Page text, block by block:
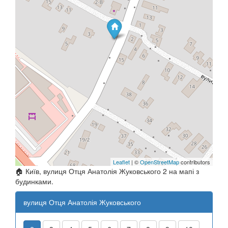
Leaflet | ©OpenStreetMapcontributors
🏠 Київ, вулиця Отця Анатолія Жуковського 2 на мапі з
будинками.
вулиця Отця Анатолія Жуковського